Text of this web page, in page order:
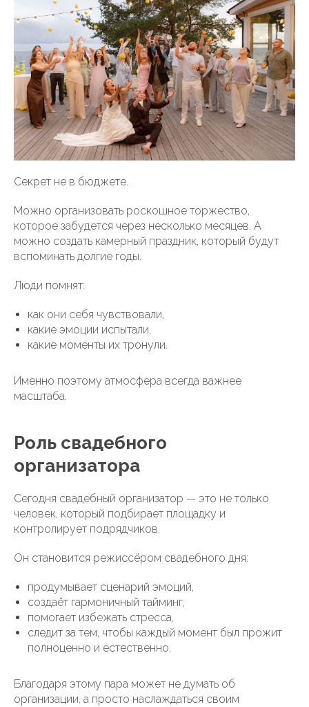
Секрет не в бюджете.
Можно организовать роскошное торжество,
которое забудется через несколько месяцев. А
можно создать камерный праздник, который будут
вспоминать долгие годы.
Люди помнят:
как они себя чувствовали,
какие эмоции испытали,
какие моменты их тронули.
Именно поэтому атмосфера всегда важнее
масштаба.
Роль свадебного
организатора
Сегодня свадебный организатор — это не только
человек, который подбирает площадку и
контролирует подрядчиков.
Он становится режиссёром свадебного дня:
продумывает сценарий эмоций,
создаёт гармоничный тайминг,
помогает избежать стресса,
следит за тем, чтобы каждый момент был прожит
полноценно и естественно.
Благодаря этому пара может не думать об
организации, а просто наслаждаться своим